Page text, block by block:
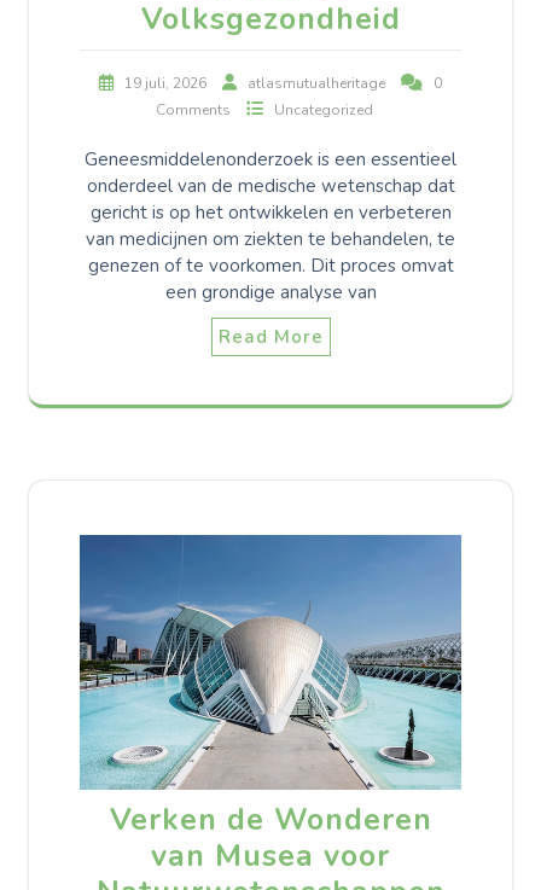
Volksgezondheid
19 juli, 2026 atlasmutualheritage
0
Comments
Uncategorized
Geneesmiddelenonderzoek is een essentieel
onderdeel van de medische wetenschap dat
gericht is op het ontwikkelen en verbeteren
van medicijnen om ziekten te behandelen, te
genezen of te voorkomen. Dit proces omvat
een grondige analyse van
Read More
Verken de Wonderen
van Musea voor